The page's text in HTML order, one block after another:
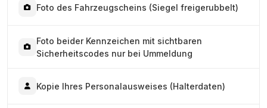
Foto des Fahrzeugscheins (Siegel freigerubbelt)
Foto beider Kennzeichen mit sichtbaren
Sicherheitscodes nur bei Ummeldung
Kopie Ihres Personalausweises (Halterdaten)